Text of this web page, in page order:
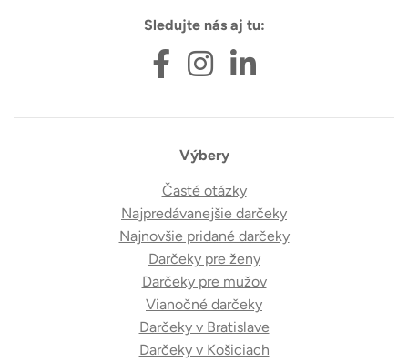
Sledujte nás aj tu:
Výbery
Časté otázky
Najpredávanejšie darčeky
Najnovšie pridané darčeky
Darčeky pre ženy
Darčeky pre mužov
Vianočné darčeky
Darčeky v Bratislave
Darčeky v Košiciach